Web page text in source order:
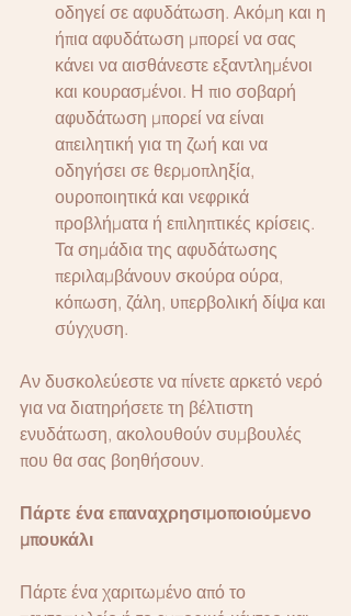
οδηγεί σε αφυδάτωση. Ακόμη και η
ήπια αφυδάτωση μπορεί να σας
κάνει να αισθάνεστε εξαντλημένοι
και κουρασμένοι. Η πιο σοβαρή
αφυδάτωση μπορεί να είναι
απειλητική για τη ζωή και να
οδηγήσει σε θερμοπληξία,
ουροποιητικά και νεφρικά
προβλήματα ή επιληπτικές κρίσεις.
Τα σημάδια της αφυδάτωσης
περιλαμβάνουν σκούρα ούρα,
κόπωση, ζάλη, υπερβολική δίψα και
σύγχυση.
Αν δυσκολεύεστε να πίνετε αρκετό νερό
για να διατηρήσετε τη βέλτιστη
ενυδάτωση, ακολουθούν συμβουλές
που θα σας βοηθήσουν.
Πάρτε ένα επαναχρησιμοποιούμενο
μπουκάλι
Πάρτε ένα χαριτωμένο από το